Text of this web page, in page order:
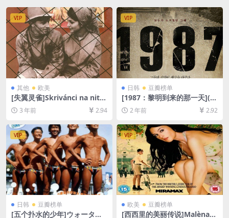
VIP
其他 欧美
[失翼灵雀]Skrivánci na niti
(1969)[百度网盘+夸克网盘10
80P超清未删减资源][网盘在
字幕]
3 年前 2.94
VIP
日韩 豆瓣榜单
[1987：黎明到来的那一天](2
017)[百度网盘+夸克网盘1080
P超清未删减资源][网盘在线播
幕]
2 年前 2.92
VIP
日韩 豆瓣榜单
[五个扑水的少年]ウォーター
VIP
欧美 豆瓣榜单
[西西里的美丽传说]Malèna